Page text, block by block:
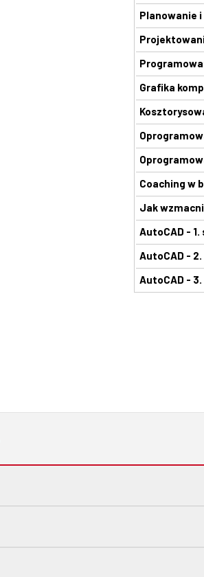
Planowanie
Grafika
Coaching w
Jak
AutoCAD -
AutoCAD -
AutoCAD -